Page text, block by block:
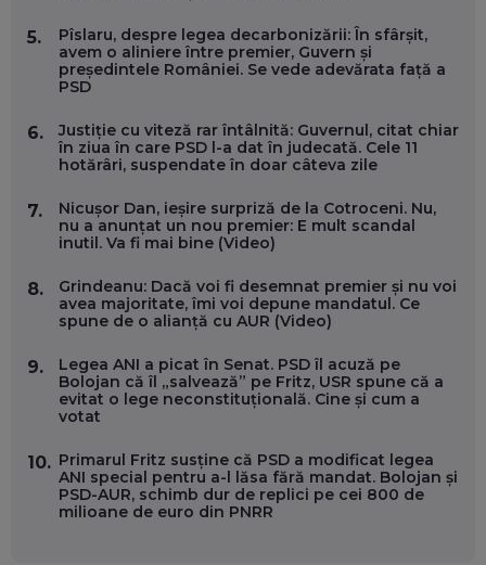
DOINA VÎLCEANU, CONTENTSPEED: VREI SUCCES ONLINE?
ÎNVAȚĂ AEO ȘI GEO!
OLIVIU MATEI, HOLISUN: SOFTWARE DE LA CLUJ PENTRU
WASHINGTON, OCHELARI INTELIGENȚI ȘI FERME
EP. 54
INSTITUȚIILE STATULUI?
EP. 53
VOICU OPREAN (AROBS): CUM CONSTRUIEȘTI O COMPANIE
GLOBALĂ, FĂRĂ SĂ PIERZI LEGĂTURA CU COMUNITATEA
TA LOCALĂ - ȘI CE SĂ DAI ÎNAPOI
ROBERT GRAUR, FOMO: SPEAKERUL PE SCENĂ, INVITATUL
ÎN SALĂ, DAR ÎNVĂȚĂM UNII DE LA CEILALȚI. VIN JASON
DERULO, STEVEN BARTLETT ȘI ALȚI PESTE 60 DE
ANTREPRENORI
5.
Pîslaru, despre legea decarbonizării: În sfârșit,
avem o aliniere între premier, Guvern și
președintele României. Se vede adevărata față a
PSD
6.
Justiție cu viteză rar întâlnită: Guvernul, citat chiar
în ziua în care PSD l-a dat în judecată. Cele 11
hotărâri, suspendate în doar câteva zile
7.
Nicușor Dan, ieșire surpriză de la Cotroceni. Nu,
nu a anunțat un nou premier: E mult scandal
inutil. Va fi mai bine (Video)
8.
Grindeanu: Dacă voi fi desemnat premier și nu voi
avea majoritate, îmi voi depune mandatul. Ce
spune de o alianță cu AUR (Video)
9.
Legea ANI a picat în Senat. PSD îl acuză pe
Bolojan că îl „salvează” pe Fritz, USR spune că a
evitat o lege neconstituțională. Cine și cum a
votat
10. Primarul Fritz susține că PSD a modificat legea
ANI special pentru a-l lăsa fără mandat. Bolojan și
PSD-AUR, schimb dur de replici pe cei 800 de
milioane de euro din PNRR